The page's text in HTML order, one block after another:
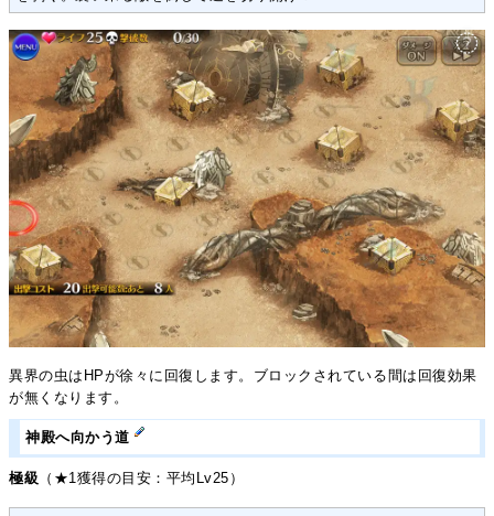
異界の虫はHPが徐々に回復します。ブロックされている間は回復効果
が無くなります。
神殿へ向かう道
極級 （★1獲得の目安：平均Lv25）